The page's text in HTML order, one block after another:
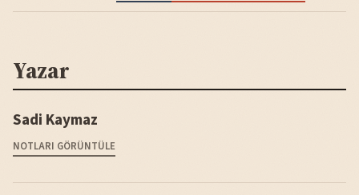
Yazar
Sadi Kaymaz
NOTLARI GÖRÜNTÜLE